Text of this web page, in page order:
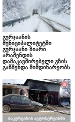
გურჯაანის
მუნიციპალიტეტში
გურჯაანი-ზიარი-
არაშენდის
დამაკავშირებელი გზის
გაწმენდა მიმდინარეობს